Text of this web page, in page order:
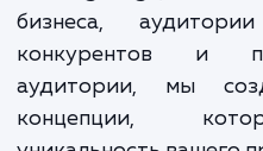
бренда и
клиентами.